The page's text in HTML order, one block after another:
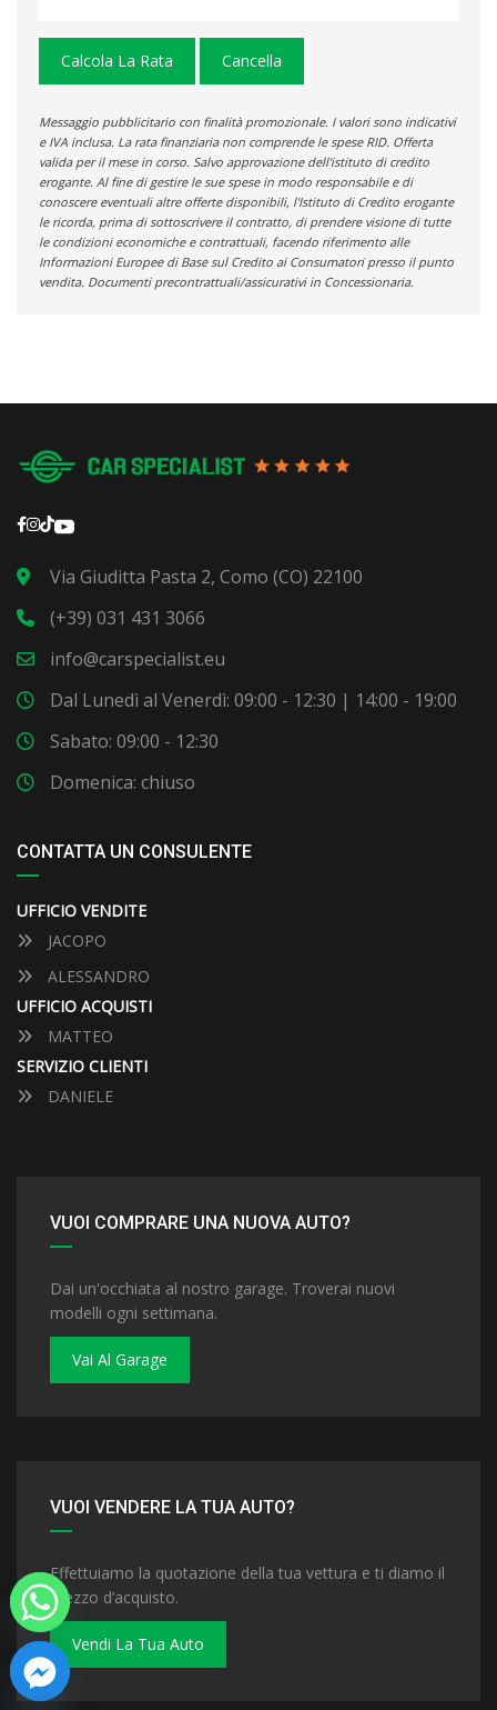
Calcola La Rata Cancella
Messaggio pubblicitario con finalità promozionale. I valori sono indicativi
e IVA inclusa. La rata finanziaria non comprende le spese RID. Offerta
valida per il mese in corso. Salvo approvazione dell'istituto di credito
erogante. Al fine di gestire le sue spese in modo responsabile e di
conoscere eventuali altre offerte disponibili, l'Istituto di Credito erogante
le ricorda, prima di sottoscrivere il contratto, di prendere visione di tutte
le condizioni economiche e contrattuali, facendo riferimento alle
Informazioni Europee di Base sul Credito ai Consumatori presso il punto
vendita. Documenti precontrattuali/assicurativi in Concessionaria.
Via Giuditta Pasta 2, Como (CO) 22100
(+39) 031 431 3066
info@carspecialist.eu
Dal Lunedì al Venerdì: 09:00 - 12:30 | 14:00 - 19:00
Sabato: 09:00 - 12:30
Domenica: chiuso
CONTATTA UN CONSULENTE
UFFICIO VENDITE
JACOPO
ALESSANDRO
UFFICIO ACQUISTI
MATTEO
SERVIZIO CLIENTI
DANIELE
VUOI COMPRARE UNA NUOVA AUTO?
Dai un'occhiata al nostro garage. Troverai nuovi
modelli ogni settimana.
Vai Al Garage
VUOI VENDERE LA TUA AUTO?
Effettuiamo la quotazione della tua vettura e ti diamo il
prezzo d’acquisto.
Vendi La Tua Auto